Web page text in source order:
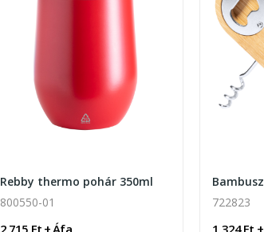
Rebby thermo pohár 350ml
800550-01
2 715 Ft + Áfa
722823
1 324 Ft